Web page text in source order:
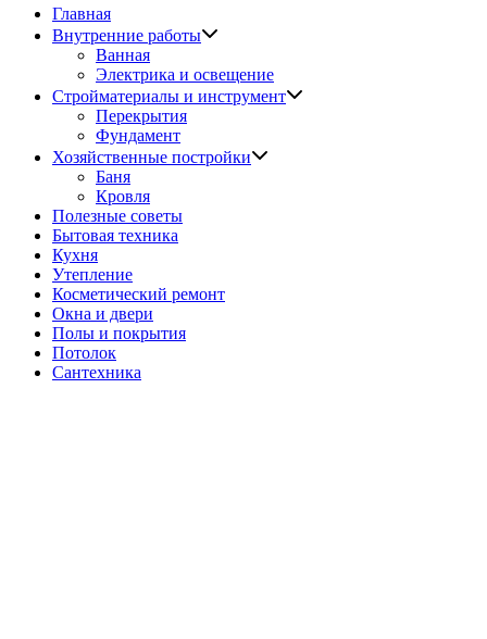
Главная
Внутренние работы
Ванная
Электрика и освещение
Стройматериалы и инструмент
Перекрытия
Фундамент
Хозяйственные постройки
Баня
Кровля
Полезные советы
Бытовая техника
Кухня
Утепление
Косметический ремонт
Окна и двери
Полы и покрытия
Потолок
Сантехника